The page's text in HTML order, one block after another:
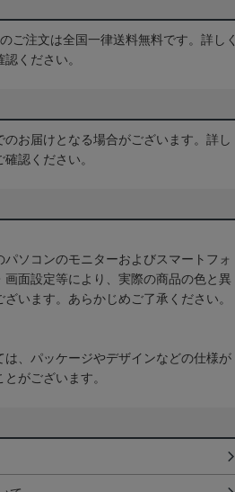
ご注文は全国一律送料無料です。詳しく
認ください。
お届けとなる場合がございます。詳し
確認ください。
ソコンのモニターおよびスマートフォ
画面設定等により、実際の商品の色と異
います。あらかじめご了承ください。
は、パッケージやデザインなどの仕様が
がございます。